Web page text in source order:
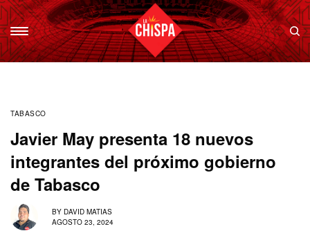
TABASCO
Javier May presenta 18 nuevos
integrantes del próximo gobierno
de Tabasco
BY DAVID MATIAS
AGOSTO 23, 2024